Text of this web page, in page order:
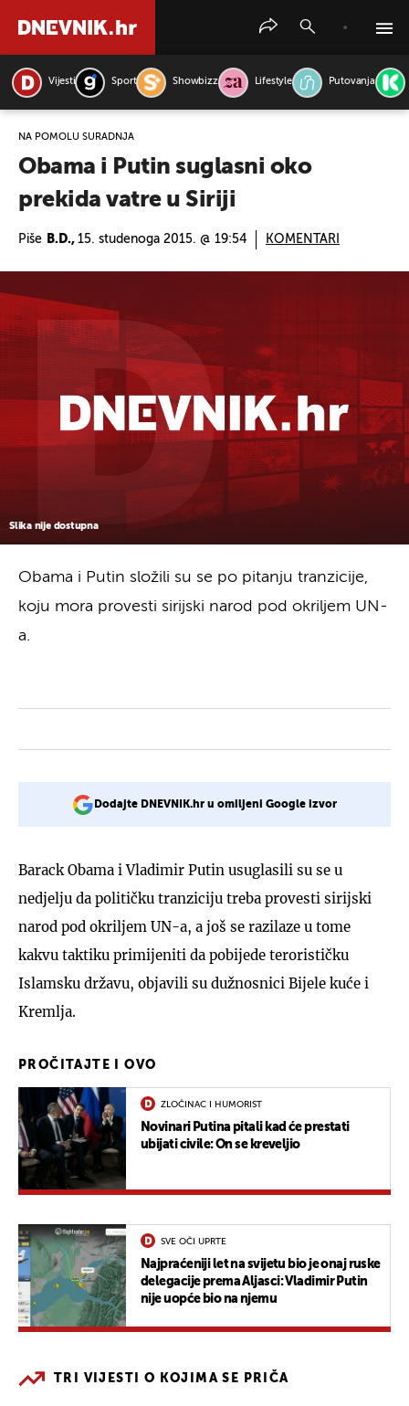
Vijesti Sport Showbizz Lifestyle Putovanja
NA POMOLU SURADNJA
Obama i Putin suglasni oko
prekida vatre u Siriji
Piše B.D., 15. studenoga 2015. @ 19:54 KOMENTARI
Slika nije dostupna
Obama i Putin složili su se po pitanju tranzicije,
koju mora provesti sirijski narod pod okriljem UN-
a.
Dodajte DNEVNIK.hr u omiljeni Google izvor
Barack Obama i Vladimir Putin usuglasili su se u
nedjelju da političku tranziciju treba provesti sirijski
narod pod okriljem UN-a, a još se razilaze u tome
kakvu taktiku primijeniti da pobijede terorističku
Islamsku državu, objavili su dužnosnici Bijele kuće i
Kremlja.
PROČITAJTE I OVO
ZLOČINAC I HUMORIST
Novinari Putina pitali kad će prestati
ubijati civile: On se kreveljio
SVE OČI UPRTE
Najpraćeniji let na svijetu bio je onaj ruske
delegacije prema Aljasci: Vladimir Putin
nije uopće bio na njemu
TRI VIJESTI O KOJIMA SE PRIČA
PRETRAŽITE VIJESTI